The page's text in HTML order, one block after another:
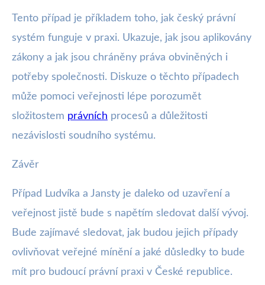
Tento případ je příkladem toho, jak český právní
systém funguje v praxi. Ukazuje, jak jsou aplikovány
zákony a jak jsou chráněny práva obviněných i
potřeby společnosti. Diskuze o těchto případech
může pomoci veřejnosti lépe porozumět
složitostem právních procesů a důležitosti
nezávislosti soudního systému.
Závěr
Případ Ludvíka a Jansty je daleko od uzavření a
veřejnost jistě bude s napětím sledovat další vývoj.
Bude zajímavé sledovat, jak budou jejich případy
ovlivňovat veřejné mínění a jaké důsledky to bude
mít pro budoucí právní praxi v České republice.